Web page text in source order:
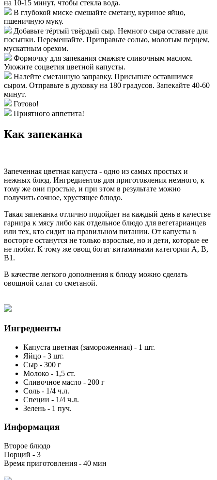
на 10-15 минут, чтобы стекла вода.
В глубокой миске смешайте сметану, куриное яйцо,
пшеничную муку.
Добавьте тёртый твёрдый сыр. Немного сыра оставьте для
посыпки. Перемешайте. Приправьте солью, молотым перцем,
мускатным орехом.
Формочку для запекания смажьте сливочным маслом.
Уложите соцветия цветной капусты.
Налейте сметанную заправку. Присыпьте оставшимся
сыром. Отправьте в духовку на 180 градусов. Запекайте 40-60
минут.
Готово!
Приятного аппетита!
Как запеканка
Запеченная цветная капуста - одно из самых простых и
нежных блюд. Ингредиентов для приготовления немного, к
тому же они простые, и при этом в результате можно
получить сочное, хрустящее блюдо.
Такая запеканка отлично подойдет на каждый день в качестве
гарнира к мясу либо как отдельное блюдо для вегетарианцев
или тех, кто сидит на правильном питании. От капусты в
восторге останутся не только взрослые, но и дети, которые ее
не любят. К тому же овощ богат витаминами категории А, В,
В1.
В качестве легкого дополнения к блюду можно сделать
овощной салат со сметаной.
Ингредиенты
Капуста цветная (замороженная) - 1 шт.
Яйцо - 3 шт.
Сыр - 300 г
Молоко - 1,5 ст.
Сливочное масло - 200 г
Соль - 1/4 ч.л.
Специи - 1/4 ч.л.
Зелень - 1 пуч.
Информация
Второе блюдо
Порций - 3
Время приготовления - 40 мин